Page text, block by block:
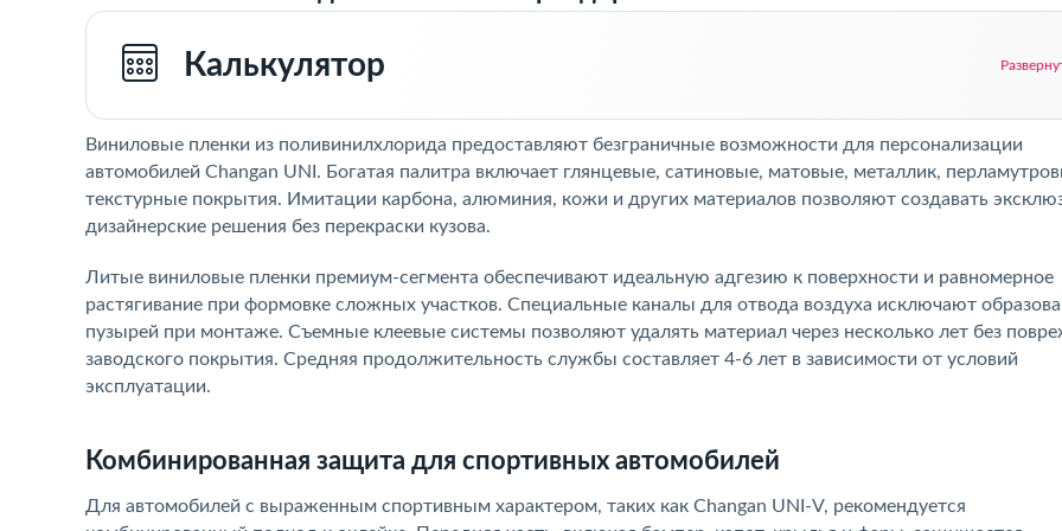
Калькулятор
Виниловые пленки из поливинилхлорида предоставляют безграничные возможности для персонализации
автомобилей Changan UNI. Богатая палитра включает глянцевые, сатиновые, матовые, металлик,
текстурные покрытия. Имитации карбона, алюминия, кожи и других материалов позволяют создавать
дизайнерские решения без перекраски кузова.
Литые виниловые пленки премиум-сегмента обеспечивают идеальную адгезию к поверхности и равномерное
растягивание при формовке сложных участков. Специальные каналы для отвода воздуха исключают
пузырей при монтаже. Съемные клеевые системы позволяют удалять материал через несколько лет без
заводского покрытия. Средняя продолжительность службы составляет 4-6 лет в зависимости от условий
эксплуатации.
Комбинированная защита для спортивных автомобилей
Для автомобилей с выраженным спортивным характером, таких как Changan UNI-V, рекомендуется